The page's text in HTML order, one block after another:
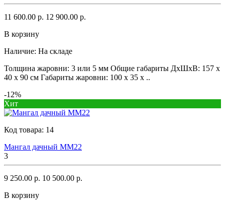
11 600.00 р. 12 900.00 р.
В корзину
Наличие: На складе
Толщина жаровни: 3 или 5 мм Общие габариты ДхШхВ: 157 х
40 х 90 см Габариты жаровни: 100 x 35 x ..
-12%
Хит
Код товара: 14
Мангал дачный ММ22
3
9 250.00 р. 10 500.00 р.
В корзину